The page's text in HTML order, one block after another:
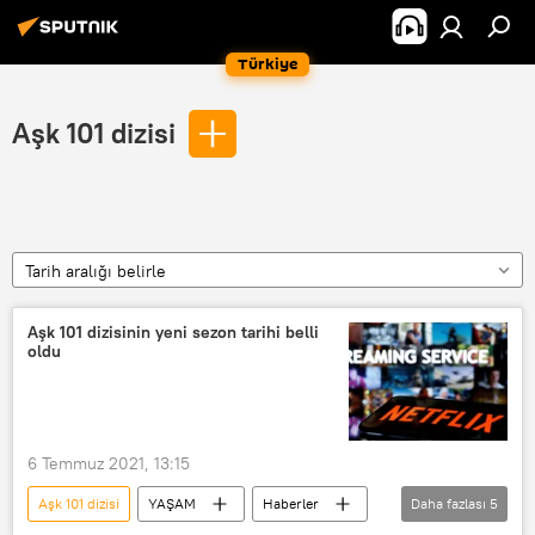
Türkiye
Aşk 101 dizisi
Tarih aralığı belirle
Aşk 101 dizisinin yeni sezon tarihi belli
oldu
6 Temmuz 2021, 13:15
Aşk 101 dizisi YAŞAM
Haberler
Daha fazlası 5